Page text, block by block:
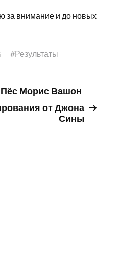
за внимание и до новых
#Результаты
Морис Вашон
от Джона
Сины